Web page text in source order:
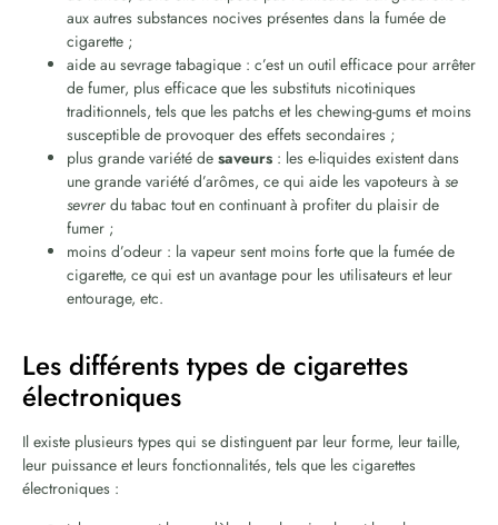
aux autres substances nocives présentes dans la fumée de
cigarette ;
aide au sevrage tabagique : c’est un outil efficace pour arrêter
de fumer, plus efficace que les substituts nicotiniques
traditionnels, tels que les patchs et les chewing-gums et moins
susceptible de provoquer des effets secondaires ;
plus grande variété de saveurs : les e-liquides existent dans
une grande variété d’arômes, ce qui aide les vapoteurs à se
sevrer du tabac tout en continuant à profiter du plaisir de
fumer ;
moins d’odeur : la vapeur sent moins forte que la fumée de
cigarette, ce qui est un avantage pour les utilisateurs et leur
entourage, etc.
Les différents types de cigarettes
électroniques
Il existe plusieurs types qui se distinguent par leur forme, leur taille,
leur puissance et leurs fonctionnalités, tels que les cigarettes
électroniques :